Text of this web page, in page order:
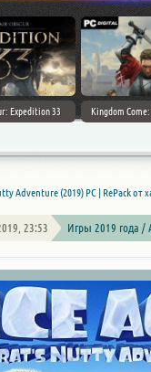
Expedition 33 Kingdom
Adventure (2019) PC | RePack от
23:53 Игры 2019 года